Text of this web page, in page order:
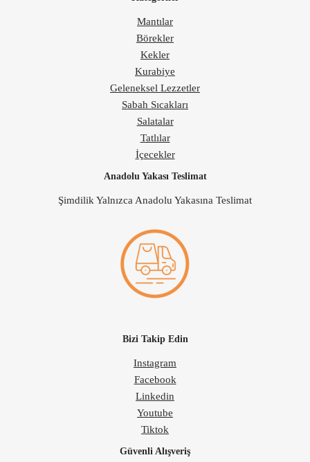
Mantılar
Börekler
Kekler
Kurabiye
Geleneksel Lezzetler
Sabah Sıcakları
Salatalar
Tatlılar
İçecekler
Anadolu Yakası Teslimat
Şimdilik Yalnızca Anadolu Yakasına Teslimat
Bizi Takip Edin
Instagram
Facebook
Linkedin
Youtube
Tiktok
Güvenli Alışveriş